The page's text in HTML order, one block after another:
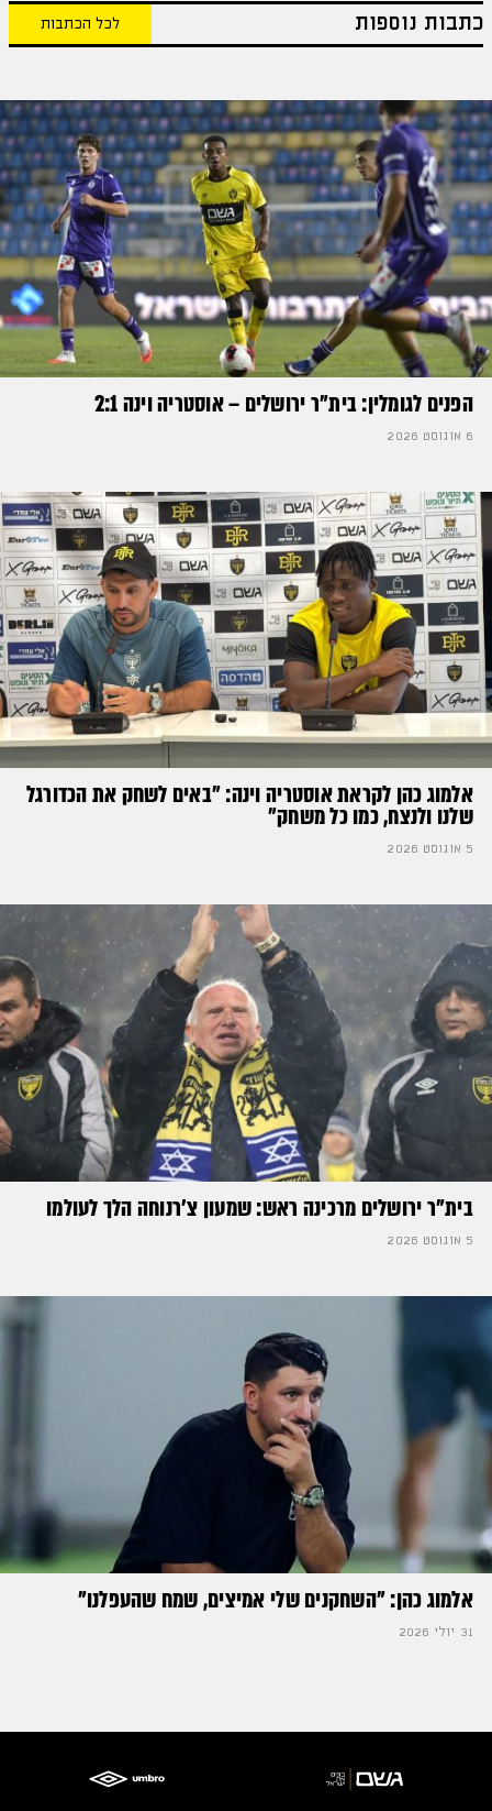
כתבות נוספות לכל הכתבות
הפנים לגומלין: בית״ר ירושלים – אוסטריה וינה 2:1
6 אוגוסט 2026
אלמוג כהן לקראת אוסטריה וינה: ״באים לשחק את הכדורגל
שלנו ולנצח, כמו כל משחק״
5 אוגוסט 2026
בית"ר ירושלים מרכינה ראש: שמעון צ'רנוחה הלך לעולמו
5 אוגוסט 2026
אלמוג כהן: "השחקנים שלי אמיצים, שמח שהעפלנו"
31 יולי 2026